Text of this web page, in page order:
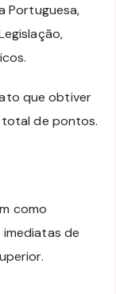
Portuguesa,
que obtiver
de pontos.
como
de